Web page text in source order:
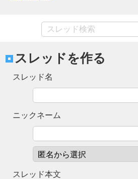
スレッドを作る
スレッド名
ニックネーム
スレッド本文